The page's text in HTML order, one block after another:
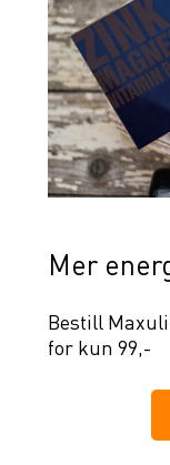
Mer
Bestill
for kun 99,-